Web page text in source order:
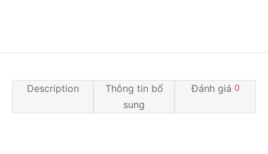
Description
Thông tin bổ
sung
Đánh giá 0